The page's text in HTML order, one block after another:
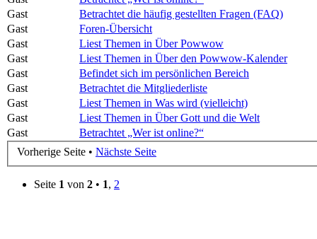
Gast
Betrachtet die häufig gestellten Fragen (FAQ)
Gast
Foren-Übersicht
Gast
Liest Themen in Über Powwow
Gast
Liest Themen in Über den Powwow-Kalender
Gast
Befindet sich im persönlichen Bereich
Gast
Betrachtet die Mitgliederliste
Gast
Liest Themen in Was wird (vielleicht)
Gast
Liest Themen in Über Gott und die Welt
Gast
Betrachtet „Wer ist online?“
Vorherige Seite • Nächste Seite
Seite 1 von 2 • 1, 2